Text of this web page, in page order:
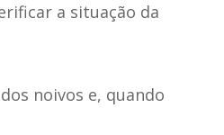
a situação da
noivos e, quando